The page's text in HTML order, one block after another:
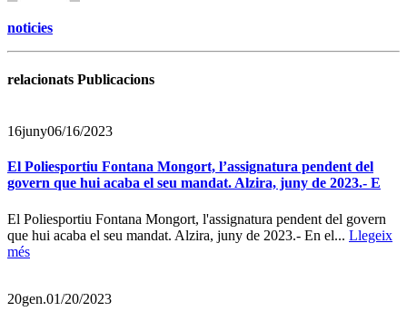
noticies
relacionats Publicacions
16juny06/16/2023
El Poliesportiu Fontana Mongort, l’assignatura pendent del
govern que hui acaba el seu mandat. Alzira, juny de 2023.- E
El Poliesportiu Fontana Mongort, l'assignatura pendent del govern
que hui acaba el seu mandat. Alzira, juny de 2023.- En el... Llegeix
més
20gen.01/20/2023